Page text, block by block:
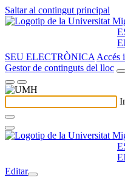
Saltar al contingut principal
SEU ELECTRÒNICA Accés
Gestor de continguts del lloc
Editar